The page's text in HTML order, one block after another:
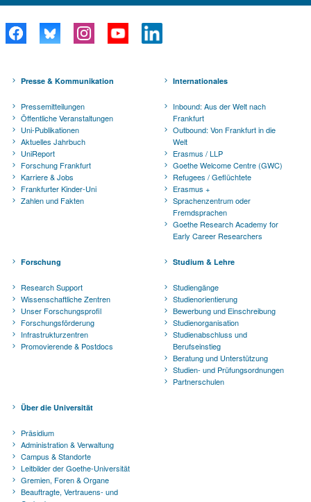
Presse & Kommunikation
Pressemitteilungen
Öffentliche Veranstaltungen
Uni-Publikationen
Aktuelles Jahrbuch
UniReport
Forschung Frankfurt
Karriere & Jobs
Frankfurter Kinder-Uni
Zahlen und Fakten
Internationales
Inbound: Aus der Welt nach
Frankfurt
Outbound: Von Frankfurt in die
Welt
Erasmus / LLP
Goethe Welcome Centre (GWC)
Refugees / Geflüchtete
Erasmus +
Sprachenzentrum oder
Fremdsprachen
Goethe Research Academy for
Early Career Researchers
Forschung
Research Support
Wissenschaftliche Zentren
Unser Forschungsprofil
Forschungsförderung
Infrastrukturzentren
Promovierende & Postdocs
Studium & Lehre
Studiengänge
Studienorientierung
Bewerbung und Einschreibung
Studienorganisation
Studienabschluss und
Berufseinstieg
Beratung und Unterstützung
Studien- und Prüfungsordnungen
Partnerschulen
Über die Universität
Präsidium
Administration & Verwaltung
Campus & Standorte
Leitbilder der Goethe-Universität
Gremien, Foren & Organe
Beauftragte, Vertrauens- und